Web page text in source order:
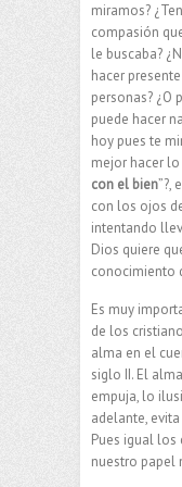
miramos?
compasión
le buscaba?
hacer
personas? ¿O
puede hacer
hoy pues te
mejor hacer
con el bien”?,
con los ojos
intentando
Dios quiere
conocimiento
Es muy
de los
alma en el
siglo II. El
empuja, lo
adelante,
Pues igual los
nuestro papel